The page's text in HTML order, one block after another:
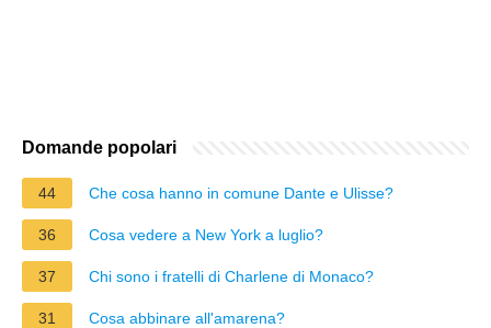
Domande popolari
44 Che cosa hanno in comune Dante e Ulisse?
36 Cosa vedere a New York a luglio?
37 Chi sono i fratelli di Charlene di Monaco?
31 Cosa abbinare all'amarena?